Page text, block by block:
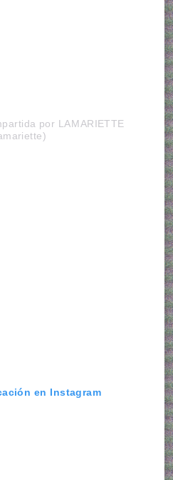
por LAMARIETTE
en Instagram